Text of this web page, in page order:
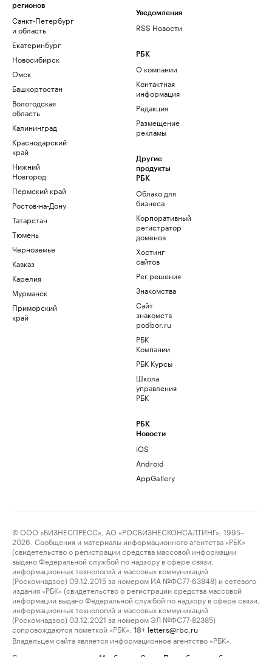
регионов
Санкт-Петербург
и область
Екатеринбург
Новосибирск
Омск
Башкортостан
Вологодская
область
Калининград
Краснодарский
край
Нижний
Новгород
Пермский край
Ростов-на-Дону
Татарстан
Тюмень
Черноземье
Кавказ
Карелия
Мурманск
Приморский
край
Уведомления
RSS Новости
РБК
О компании
Контактная
информация
Редакция
Размещение
рекламы
Другие
продукты
РБК
Облако для
бизнеса
Корпоративный
регистратор
доменов
Хостинг
сайтов
Рег.решения
Знакомства
Сайт
знакомств
podbor.ru
РБК
Компании
РБК Курсы
Школа
управления
РБК
РБК
Новости
iOS
Android
AppGallery
© ООО «БИЗНЕСПРЕСС», АО «РОСБИЗНЕСКОНСАЛТИНГ», 1995–
2026. Сообщения и материалы информационного агентства «РБК»
(свидетельство о регистрации средства массовой информации
выдано Федеральной службой по надзору в сфере связи,
информационных технологий и массовых коммуникаций
(Роскомнадзор) 09.12.2015 за номером ИА №ФС77-63848) и сетевого
издания «РБК» (свидетельство о регистрации средства массовой
информации выдано Федеральной службой по надзору в сфере связи,
информационных технологий и массовых коммуникаций
(Роскомнадзор) 03.12.2021 за номером ЭЛ №ФС77-82385)
сопровождаются пометкой «РБК».
18+ letters@rbc.ru
Владельцем сайта является информационное агентство «РБК».